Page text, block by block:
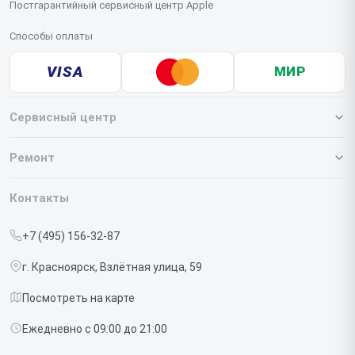
Постгарантийный сервисный центр Apple
Способы оплаты
VISA МИР
Сервисный центр
О нашем сервисе
Срочный ремонт
Доставка и способы оплаты
Диагностика
Контакты
Ремонт
Iphone
Контакты
+7 (495) 156-32-87
г. Красноярск, Взлётная улица, 59
Посмотреть на карте
Ежедневно с 09:00 до 21:00